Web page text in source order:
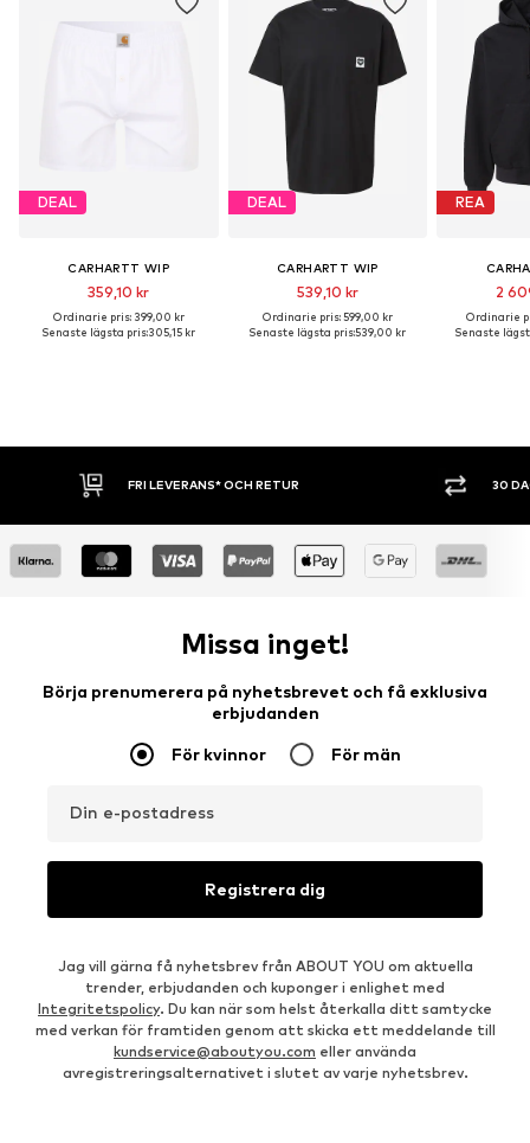
DEAL
CARHARTT WIP
359,10 kr
Ordinarie pris: 399,00 kr
Senaste lägsta pris:305,15 kr
DEAL
CARHARTT WIP
539,10 kr
Ordinarie pris: 599,00 kr
Senaste lägsta pris:539,00 kr
REA
2
Ordinarie
Senaste
FRI LEVERANS* OCH RETUR 30
Missa inget!
Börja prenumerera på nyhetsbrevet och få exklusiva
erbjudanden
För kvinnor För män
Din e-postadress
Registrera dig
Jag vill gärna få nyhetsbrev från ABOUT YOU om aktuella
trender, erbjudanden och kuponger i enlighet med
Integritetspolicy. Du kan när som helst återkalla ditt samtycke
med verkan för framtiden genom att skicka ett meddelande till
kundservice@aboutyou.com eller använda
avregistreringsalternativet i slutet av varje nyhetsbrev.